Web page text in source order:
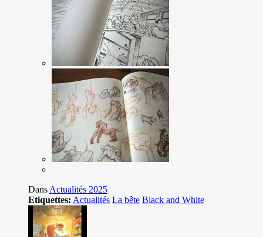
Dans Actualités 2025
Etiquettes: Actualités La bête Black and White